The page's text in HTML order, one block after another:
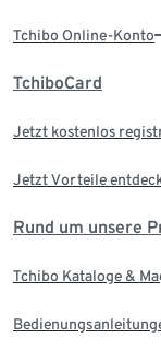
Tchibo Online-Konto
TchiboCard
Jetzt kostenlos
Jetzt Vorteile
Rund um unsere
Tchibo Kataloge &